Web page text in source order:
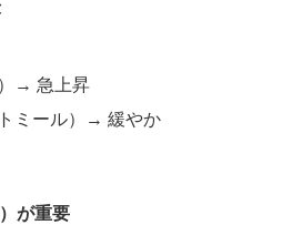
→ 急上昇
ミール）→ 緩やか
が重要